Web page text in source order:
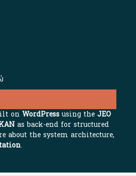
onWordPressusing theJEO
as back-end for structured
about the system architecture,
.